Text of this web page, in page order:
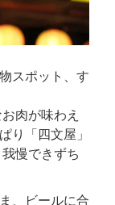
スポット、す
肉が味わえ
り「四文屋」
慢できずち
、ビールに合